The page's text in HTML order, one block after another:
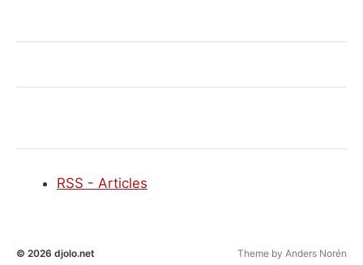
RSS - Articles
© 2026 djolo.net Theme by Anders Norén